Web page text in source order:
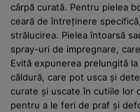
cârpă curată. Pentru pielea
ceară de întreținere
strălucirea. Pielea întoarsă
spray-uri de impregnare,
Evită expunerea prelungită
căldură, care pot usca și
curate și uscate în cutiile lor
pentru a le feri de praf și